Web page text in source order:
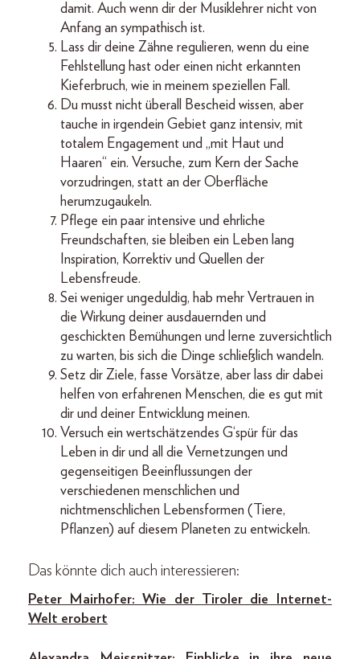
damit. Auch wenn dir der Musiklehrer nicht von
Anfang an sympathisch ist.
Lass dir deine Zähne regulieren, wenn du eine
Fehlstellung hast oder einen nicht erkannten
Kieferbruch, wie in meinem speziellen Fall.
Du musst nicht überall Bescheid wissen, aber
tauche in irgendein Gebiet ganz intensiv, mit
totalem Engagement und „mit Haut und
Haaren“ ein. Versuche, zum Kern der Sache
vorzudringen, statt an der Oberfläche
herumzugaukeln.
Pflege ein paar intensive und ehrliche
Freundschaften, sie bleiben ein Leben lang
Inspiration, Korrektiv und Quellen der
Lebensfreude.
Sei weniger ungeduldig, hab mehr Vertrauen in
die Wirkung deiner ausdauernden und
geschickten Bemühungen und lerne zuversichtlich
zu warten, bis sich die Dinge schließlich wandeln.
Setz dir Ziele, fasse Vorsätze, aber lass dir dabei
helfen von erfahrenen Menschen, die es gut mit
dir und deiner Entwicklung meinen.
Versuch ein wertschätzendes G‘spür für das
Leben in dir und all die Vernetzungen und
gegenseitigen Beeinflussungen der
verschiedenen menschlichen und
nichtmenschlichen Lebensformen (Tiere,
Pflanzen) auf diesem Planeten zu entwickeln.
Das könnte dich auch interessieren:
Peter Mairhofer: Wie der Tiroler die Internet-
Welt erobert